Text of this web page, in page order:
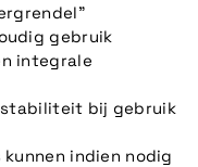
gebruik
integrale
bij gebruik
kunnen indien nodig